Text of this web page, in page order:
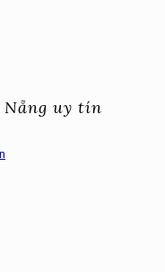
uy tín